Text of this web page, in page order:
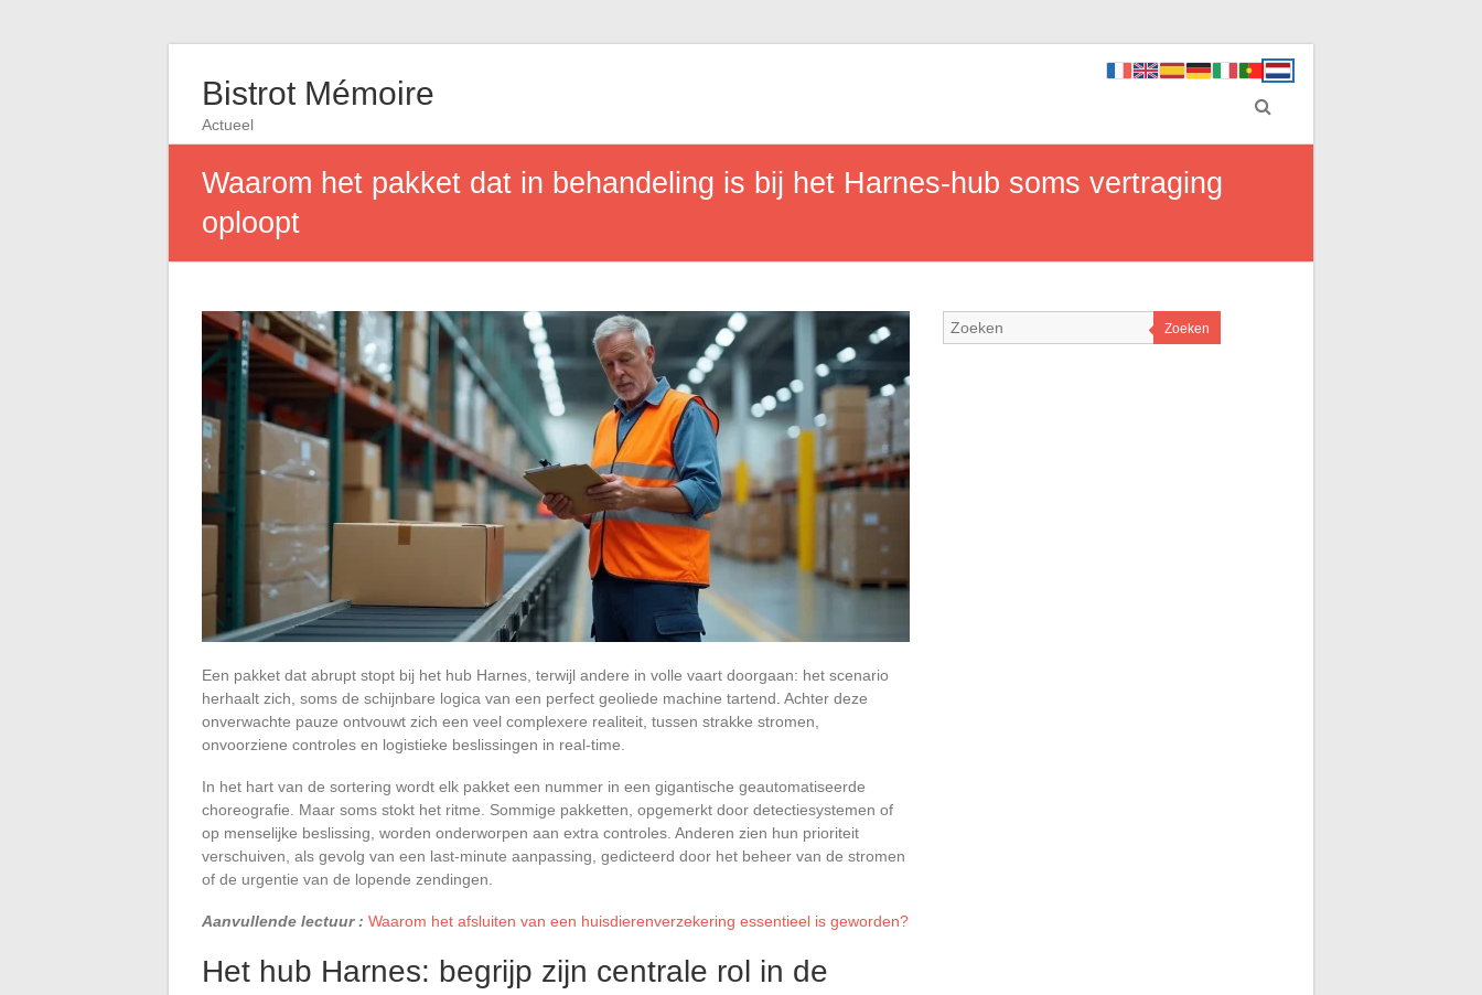
Bistrot Mémoire
Actueel
Waarom het pakket dat in behandeling is bij het Harnes-hub soms vertraging
oploopt
Een pakket dat abrupt stopt bij het hub Harnes, terwijl andere in volle vaart doorgaan: het scenario
herhaalt zich, soms de schijnbare logica van een perfect geoliede machine tartend. Achter deze
onverwachte pauze ontvouwt zich een veel complexere realiteit, tussen strakke stromen,
onvoorziene controles en logistieke beslissingen in real-time.
In het hart van de sortering wordt elk pakket een nummer in een gigantische geautomatiseerde
choreografie. Maar soms stokt het ritme. Sommige pakketten, opgemerkt door detectiesystemen of
op menselijke beslissing, worden onderworpen aan extra controles. Anderen zien hun prioriteit
verschuiven, als gevolg van een last-minute aanpassing, gedicteerd door het beheer van de stromen
of de urgentie van de lopende zendingen.
Aanvullende lectuur : Waarom het afsluiten van een huisdierenverzekering essentieel is geworden?
Het hub Harnes: begrijp zijn centrale rol in de
Zoeken